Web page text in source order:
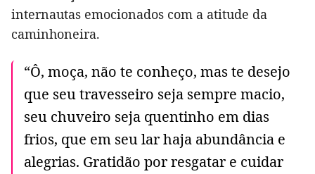
internautas emocionados com a atitude da
caminhoneira.
“Ô, moça, não te conheço, mas te desejo
que seu travesseiro seja sempre macio,
seu chuveiro seja quentinho em dias
frios, que em seu lar haja abundância e
alegrias. Gratidão por resgatar e cuidar